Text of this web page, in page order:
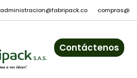
administracion@fabripack.co
Contáctenos